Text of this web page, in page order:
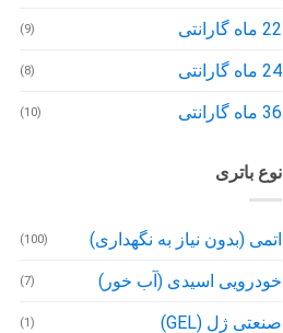
22 ماه گارانتی (9)
24 ماه گارانتی (8)
36 ماه گارانتی (10)
نوع باتری
اتمی (بدون نیاز به نگهداری) (100)
خودرویی اسیدی (آب خور) (7)
صنعتی ژل (GEL) (1)